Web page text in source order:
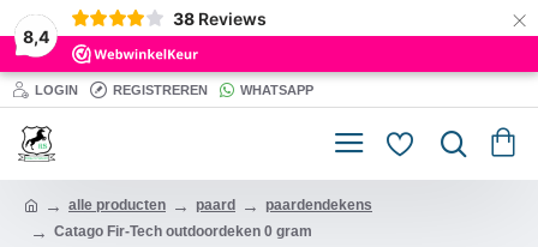
8,4
38 Reviews ×
LOGIN REGISTREREN WHATSAPP
alle producten paard
paardendekens
Catago Fir-Tech outdoordeken 0 gram